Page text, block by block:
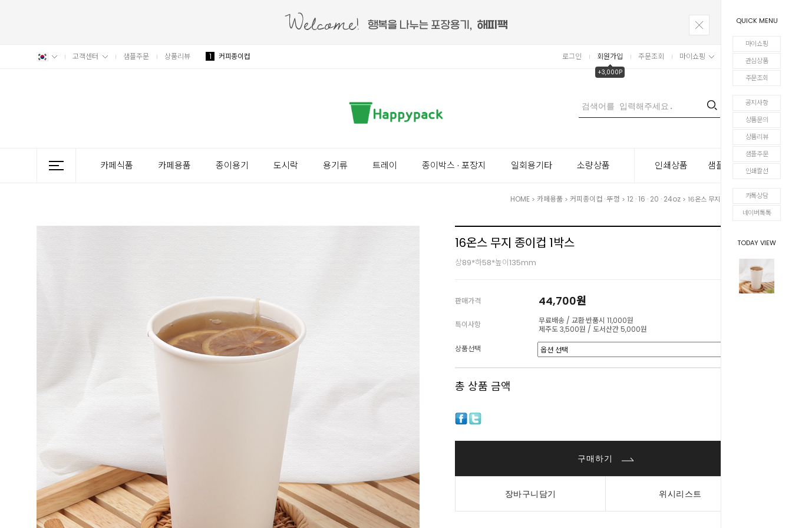
QUICK MENU
마이쇼핑
관심상품
주문조회
공지사항
상품문의
상품리뷰
샘플주문
인쇄칼선
카톡상담
네이버톡톡
TODAY VIEW
고객센터 샘플주문 상품리뷰 1 커피종이컵 로그인 회원가입
+3,000P
주문조회 마이쇼핑 장바구니
0
카페식품 카페용품 종이용기 도시락 용기류 트레이 종이박스 · 포장지 일회용기타 소량상품 인쇄상품 샘플주문
HOME > 카페용품 > 커피종이컵 · 뚜껑 > 12 · 16 · 20 · 24oz > 16온스 무지 종이컵 1박스
16온스 무지 종이컵 1박스
상89*하58*높이135mm
판매가격 44,700원
특이사항
무료배송 / 교환·반품시 11,000원
제주도 3,500원 / 도서산간 5,000원
상품선택
총 상품 금액
구매하기
장바구니담기 위시리스트